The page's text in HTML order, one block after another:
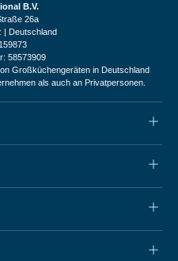
B.V.
26a
| Deutschland
58573909
Großküchengeräten in Deutschland
als auch an Privatpersonen.